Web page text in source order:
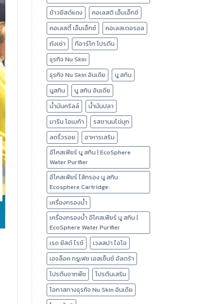
ข้าวยีสต์แดง
คอเลสติ เอ็มเอ็กซ์
คอเลสตี้ เอ็มเอ็กซ์
คอเลสเตอรอล
ถังเช่า
ทีอาร์โก โปรตีน
ธุรกิจ Nu Skin
ธุรกิจ Nu Skin อินเดีย
นู สกิน
นูสกิน
นู สกิน อินเดีย
น้ำมันคริลล์
น้ำมันปลา
มารีน โอเมก้า
รสชานมไข่มุก
ลดริ้วรอย
อาหารเสริม
อีโคสเฟียร์ นู สกิน | EcoSphere
Water Purifier
อีโคสเฟียร์ ไส้กรอง นู สกิน
Ecosphere Cartridge:
เครื่องกรองน้ำ
เครื่องกรองน้ำ อีโคสเฟียร์ นู สกิน |
EcoSphere Water Purifier
เรด ยีสต์ ไรซ์
เวลสปา ไอโอ
เอจล็อค ทรูเฟซ เอสเซ็นซ์ อัลตร้า
โปรตีนจากพืช
โปรตีนเสริม
โอกาสทางธุรกิจ Nu Skin อินเดีย